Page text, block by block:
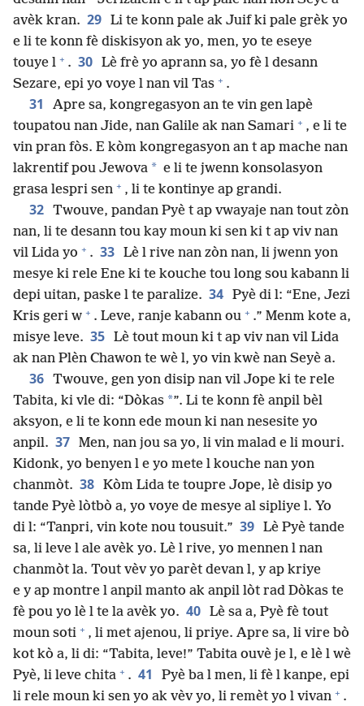
avèk kran. 29 Li te konn pale ak Juif ki pale grèk yo
e li te konn fè diskisyon ak yo, men, yo te eseye
touye l + . 30 Lè frè yo aprann sa, yo fè l desann
Sezare, epi yo voye l nan vil Tas + .
31
Apre sa, kongregasyon an te vin gen lapè
toupatou nan Jide, nan Galile ak nan Samari + , e li te
vin pran fòs. E kòm kongregasyon an t ap mache nan
lakrentif pou Jewova * e li te jwenn konsolasyon
grasa lespri sen + , li te kontinye ap grandi.
32 Twouve, pandan Pyè t ap vwayaje nan tout zòn
nan, li te desann tou kay moun ki sen ki t ap viv nan
vil Lida yo + . 33 Lè l rive nan zòn nan, li jwenn yon
mesye ki rele Ene ki te kouche tou long sou kabann li
depi uitan, paske l te paralize. 34 Pyè di l: “Ene, Jezi
Kris geri w + . Leve, ranje kabann ou + .” Menm kote a,
misye leve. 35 Lè tout moun ki t ap viv nan vil Lida
ak nan Plèn Chawon te wè l, yo vin kwè nan Seyè a.
36 Twouve, gen yon disip nan vil Jope ki te rele
Tabita, ki vle di: “Dòkas *”. Li te konn fè anpil bèl
aksyon, e li te konn ede moun ki nan nesesite yo
anpil. 37 Men, nan jou sa yo, li vin malad e li mouri.
Kidonk, yo benyen l e yo mete l kouche nan yon
chanmòt. 38 Kòm Lida te toupre Jope, lè disip yo
tande Pyè lòtbò a, yo voye de mesye al sipliye l. Yo
di l: “Tanpri, vin kote nou tousuit.” 39 Lè Pyè tande
sa, li leve l ale avèk yo. Lè l rive, yo mennen l nan
chanmòt la. Tout vèv yo parèt devan l, y ap kriye
e y ap montre l anpil manto ak anpil lòt rad Dòkas te
fè pou yo lè l te la avèk yo. 40 Lè sa a, Pyè fè tout
moun soti + , li met ajenou, li priye. Apre sa, li vire bò
kot kò a, li di: “Tabita, leve!” Tabita ouvè je l, e lè l wè
Pyè, li leve chita + . 41
Pyè ba l men, li fè l kanpe, epi
li rele moun ki sen yo ak vèv yo, li remèt yo l vivan + .